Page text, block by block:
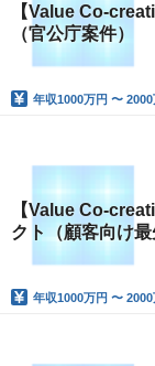
【Value Co-
（官公庁案件）
年収1000万円 〜 2000
【Value Co-
クト（顧客向け最
年収1000万円 〜 2000